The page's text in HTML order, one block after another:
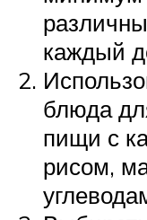
каждый
блюда
пищи с
рисом,